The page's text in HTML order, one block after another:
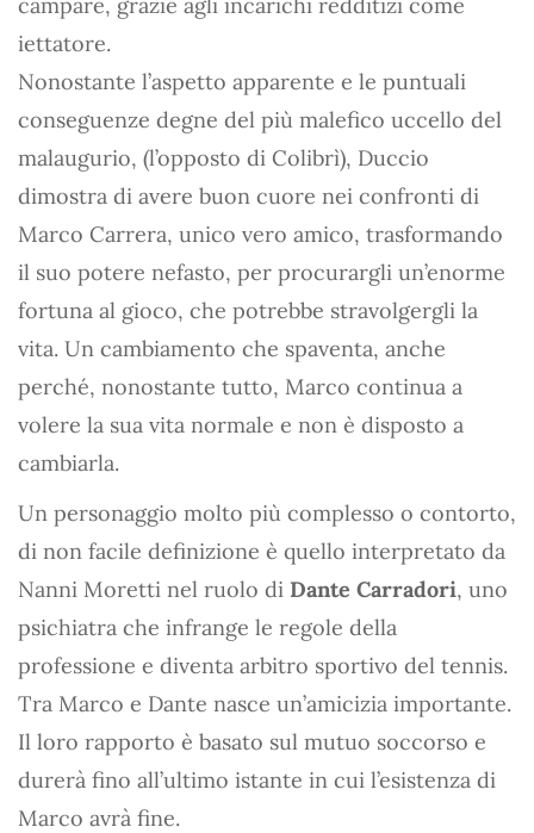
iettatore.
Nonostante l’aspetto apparente e le puntuali
conseguenze degne del più malefico uccello del
malaugurio, (l’opposto di Colibrì), Duccio
dimostra di avere buon cuore nei confronti di
Marco Carrera, unico vero amico, trasformando
il suo potere nefasto, per procurargli un’enorme
fortuna al gioco, che potrebbe stravolgergli la
vita. Un cambiamento che spaventa, anche
perché, nonostante tutto, Marco continua a
volere la sua vita normale e non è disposto a
cambiarla.
Un personaggio molto più complesso o contorto,
di non facile definizione è quello interpretato da
Nanni Moretti nel ruolo di Dante Carradori, uno
psichiatra che infrange le regole della
professione e diventa arbitro sportivo del tennis.
Tra Marco e Dante nasce un’amicizia importante.
Il loro rapporto è basato sul mutuo soccorso e
durerà fino all’ultimo istante in cui l’esistenza di
Marco avrà fine.